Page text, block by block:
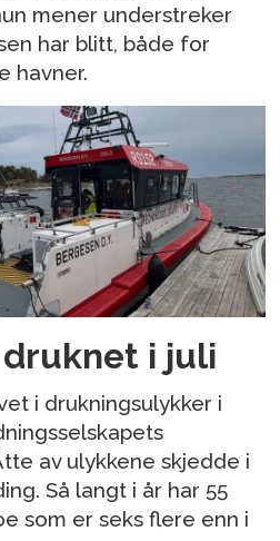
mener understreker
har blitt, både for
havner.
i juli
i drukningsulykker i
av ulykkene skjedde i
Så langt i år har 55
som er seks flere enn i